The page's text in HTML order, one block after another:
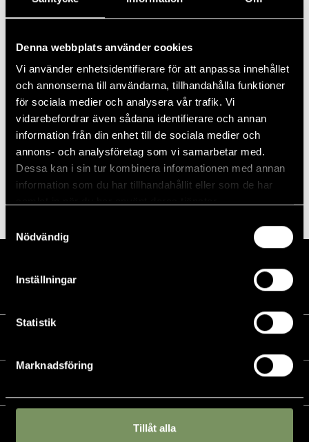
Denna webbplats använder cookies
Vi använder enhetsidentifierare för att anpassa innehållet
och annonserna till användarna, tillhandahålla funktioner
för sociala medier och analysera vår trafik. Vi
vidarebefordrar även sådana identifierare och annan
information från din enhet till de sociala medier och
annons- och analysföretag som vi samarbetar med.
Dessa kan i sin tur kombinera informationen med annan
information som du har tillhandahållit eller som de har
Nödvändig
Inställningar
Statistik
Marknadsföring
Tillåt alla
DETALJER
Datum:
Tid:
12:00 - 18:00
ARRANGÖR
Placerum
PLATS
Piteå GK
Rangen Stängd, Torsdag klippning och
renplock
Golfamore Trophy 2025